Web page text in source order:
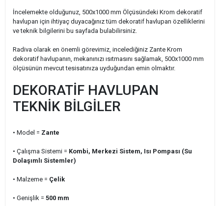
İncelemekte olduğunuz, 500x1000 mm Ölçüsündeki Krom dekoratif
havlupan için ihtiyaç duyacağınız tüm dekoratif havlupan özelliklerini
ve teknik bilgilerini bu sayfada bulabilirsiniz.
Radiva olarak en önemli görevimiz, incelediğiniz Zante Krom
dekoratif havlupanın, mekanınızı ısıtmasını sağlamak, 500x1000 mm
ölçüsünün mevcut tesisatınıza uyduğundan emin olmaktır.
DEKORATİF HAVLUPAN
TEKNİK BİLGİLER
• Model = Zante
• Çalışma Sistemi = Kombi, Merkezi Sistem, Isı Pompası (Su
Dolaşımlı Sistemler)
• Malzeme = Çelik
• Genişlik = 500 mm